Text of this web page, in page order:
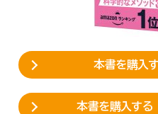
本書を購入す
本書を購入する